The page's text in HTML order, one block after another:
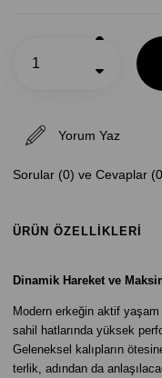
Yorum Yaz
Sorular (0) ve Cevaplar
ÜRÜN ÖZELLIKLERI
Dinamik Hareket ve
Modern erkeğin aktif
sahil hatlarında yüksek
Geleneksel kalıpların
terlik, adından da